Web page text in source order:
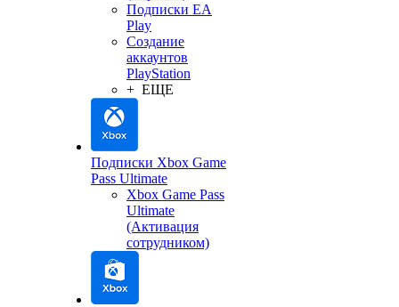
Подписки EA
Play
Создание
аккаунтов
PlayStation
+ ЕЩЕ
Подписки Xbox Game
Pass Ultimate
Xbox Game Pass
Ultimate
(Активация
сотрудником)